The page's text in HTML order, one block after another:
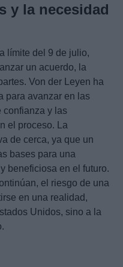
y la necesidad
límite del 9 de julio,
un acuerdo, la
Von der Leyen ha
para avanzar en las
confianza y las
el proceso. La
de cerca, ya que un
bases para una
beneficiosa en el futuro.
el riesgo de una
en una realidad,
Unidos, sino a la